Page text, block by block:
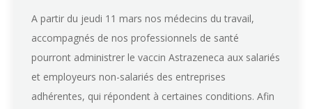
A partir du jeudi 11 mars nos médecins du travail,
accompagnés de nos professionnels de santé
pourront administrer le vaccin Astrazeneca aux salariés
et employeurs non-salariés des entreprises
adhérentes, qui répondent à certaines conditions. Afin